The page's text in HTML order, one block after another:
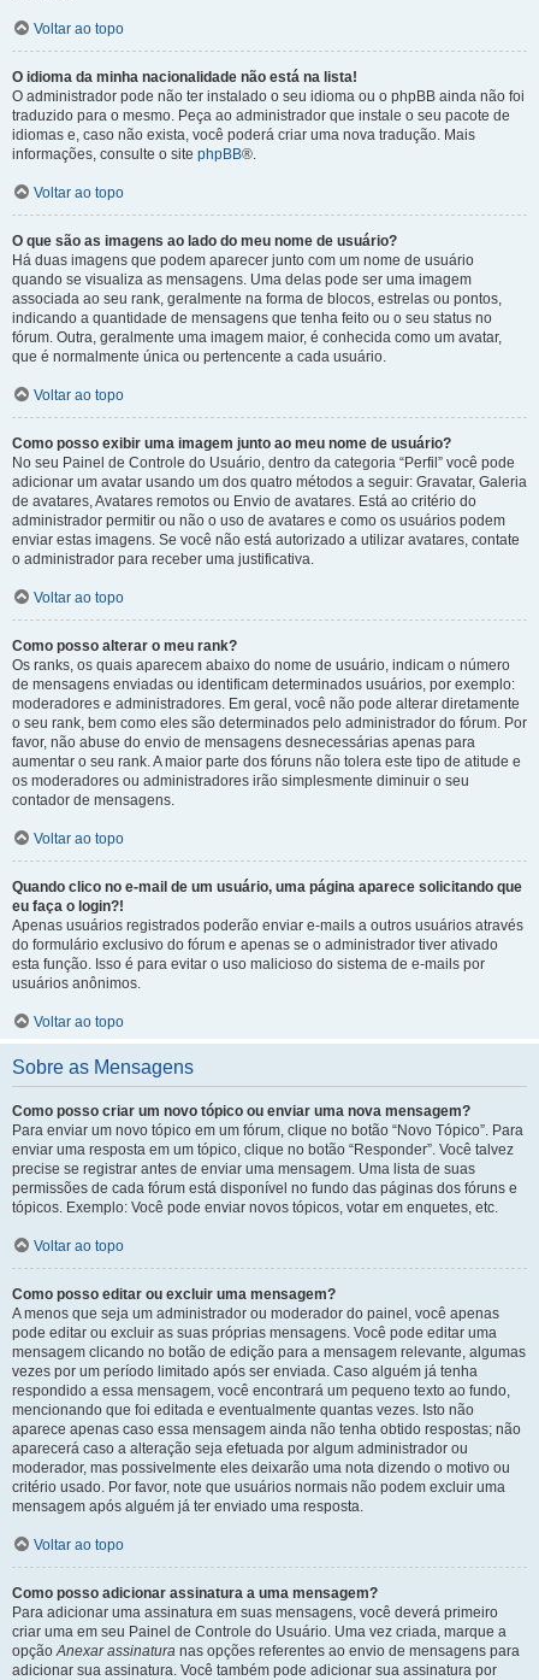
Voltar ao topo
O idioma da minha nacionalidade não está na lista!
O administrador pode não ter instalado o seu idioma ou o phpBB ainda não foi
traduzido para o mesmo. Peça ao administrador que instale o seu pacote de
idiomas e, caso não exista, você poderá criar uma nova tradução. Mais
informações, consulte o site phpBB®.
Voltar ao topo
O que são as imagens ao lado do meu nome de usuário?
Há duas imagens que podem aparecer junto com um nome de usuário
quando se visualiza as mensagens. Uma delas pode ser uma imagem
associada ao seu rank, geralmente na forma de blocos, estrelas ou pontos,
indicando a quantidade de mensagens que tenha feito ou o seu status no
fórum. Outra, geralmente uma imagem maior, é conhecida como um avatar,
que é normalmente única ou pertencente a cada usuário.
Voltar ao topo
Como posso exibir uma imagem junto ao meu nome de usuário?
No seu Painel de Controle do Usuário, dentro da categoria “Perfil” você pode
adicionar um avatar usando um dos quatro métodos a seguir: Gravatar, Galeria
de avatares, Avatares remotos ou Envio de avatares. Está ao critério do
administrador permitir ou não o uso de avatares e como os usuários podem
enviar estas imagens. Se você não está autorizado a utilizar avatares, contate
o administrador para receber uma justificativa.
Voltar ao topo
Como posso alterar o meu rank?
Os ranks, os quais aparecem abaixo do nome de usuário, indicam o número
de mensagens enviadas ou identificam determinados usuários, por exemplo:
moderadores e administradores. Em geral, você não pode alterar diretamente
o seu rank, bem como eles são determinados pelo administrador do fórum. Por
favor, não abuse do envio de mensagens desnecessárias apenas para
aumentar o seu rank. A maior parte dos fóruns não tolera este tipo de atitude e
os moderadores ou administradores irão simplesmente diminuir o seu
contador de mensagens.
Voltar ao topo
Quando clico no e-mail de um usuário, uma página aparece solicitando que
eu faça o login?!
Apenas usuários registrados poderão enviar e-mails a outros usuários através
do formulário exclusivo do fórum e apenas se o administrador tiver ativado
esta função. Isso é para evitar o uso malicioso do sistema de e-mails por
usuários anônimos.
Voltar ao topo
Sobre as Mensagens
Como posso criar um novo tópico ou enviar uma nova mensagem?
Para enviar um novo tópico em um fórum, clique no botão “Novo Tópico”. Para
enviar uma resposta em um tópico, clique no botão “Responder”. Você talvez
precise se registrar antes de enviar uma mensagem. Uma lista de suas
permissões de cada fórum está disponível no fundo das páginas dos fóruns e
tópicos. Exemplo: Você pode enviar novos tópicos, votar em enquetes, etc.
Voltar ao topo
Como posso editar ou excluir uma mensagem?
A menos que seja um administrador ou moderador do painel, você apenas
pode editar ou excluir as suas próprias mensagens. Você pode editar uma
mensagem clicando no botão de edição para a mensagem relevante, algumas
vezes por um período limitado após ser enviada. Caso alguém já tenha
respondido a essa mensagem, você encontrará um pequeno texto ao fundo,
mencionando que foi editada e eventualmente quantas vezes. Isto não
aparece apenas caso essa mensagem ainda não tenha obtido respostas; não
aparecerá caso a alteração seja efetuada por algum administrador ou
moderador, mas possivelmente eles deixarão uma nota dizendo o motivo ou
critério usado. Por favor, note que usuários normais não podem excluir uma
mensagem após alguém já ter enviado uma resposta.
Voltar ao topo
Como posso adicionar assinatura a uma mensagem?
Para adicionar uma assinatura em suas mensagens, você deverá primeiro
criar uma em seu Painel de Controle do Usuário. Uma vez criada, marque a
opçãoAnexar assinatura nas opções referentes ao envio de mensagens para
adicionar sua assinatura. Você também pode adicionar sua assinatura por